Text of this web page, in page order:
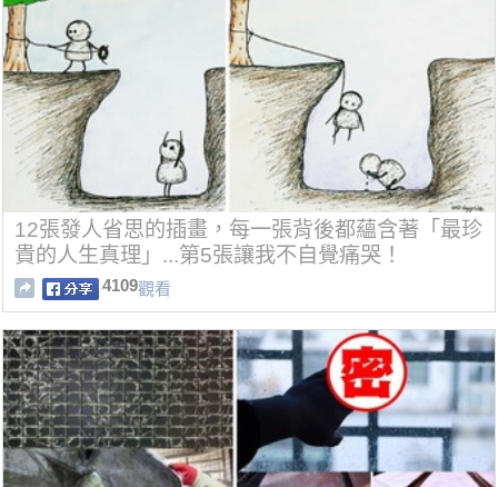
12張發人省思的插畫，每一張背後都蘊含著「最珍
貴的人生真理」...第5張讓我不自覺痛哭！
4109觀看